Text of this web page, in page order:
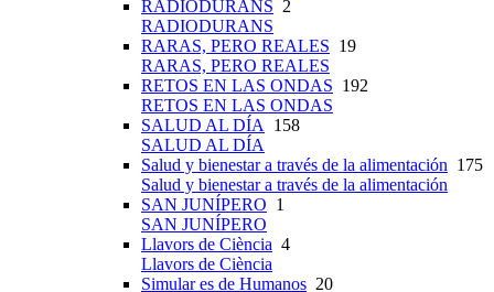
RADIODURANS 2
RADIODURANS
RARAS, PERO REALES 19
RARAS, PERO REALES
RETOS EN LAS ONDAS 192
RETOS EN LAS ONDAS
SALUD AL DÍA
158
SALUD AL DÍA
Salud y bienestar a través de la alimentación 175
Salud y bienestar a través de la alimentación
SAN JUNÍPERO 1
SAN JUNÍPERO
Llavors de Ciència 4
Llavors de Ciència
Simular es de Humanos 20